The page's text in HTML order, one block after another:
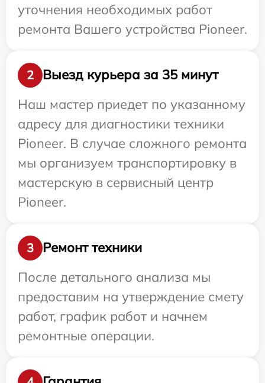
уточнения необходимых работ
ремонта Вашего устройства Pioneer.
2
Выезд курьера за 35 минут
Наш мастер приедет по указанному
адресу для диагностики техники
Pioneer. В случае сложного ремонта
мы организуем транспортировку в
мастерскую в сервисный центр
Pioneer.
3
Ремонт техники
После детального анализа мы
предоставим на утверждение смету
работ, график работ и начнем
ремонтные операции.